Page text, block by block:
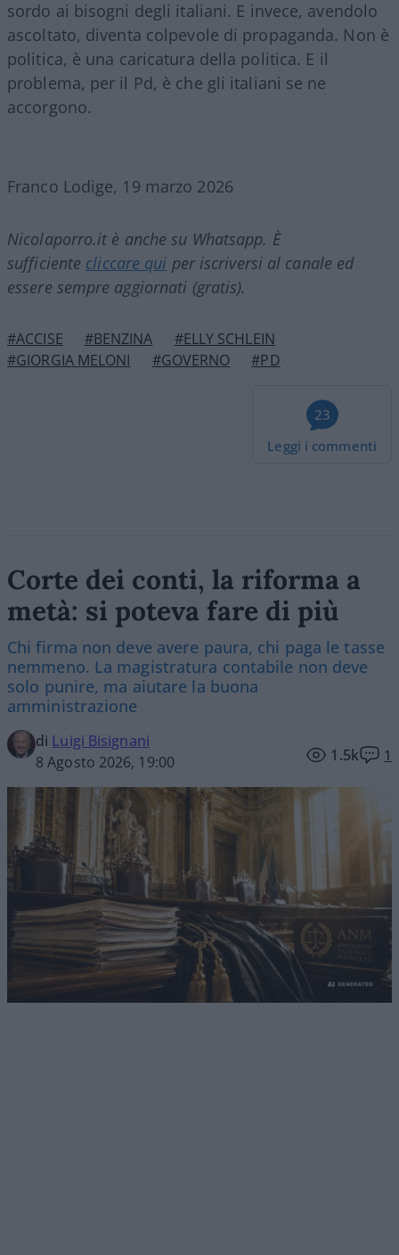
sordo ai bisogni degli italiani. E invece, avendolo
ascoltato, diventa colpevole di propaganda. Non è
politica, è una caricatura della politica. E il
problema, per il Pd, è che gli italiani se ne
accorgono.
Franco Lodige, 19 marzo 2026
Nicolaporro.it è anche su Whatsapp. È
sufficiente cliccare qui per iscriversi al canale ed
essere sempre aggiornati (gratis).
#ACCISE #BENZINA
#ELLY SCHLEIN
#GIORGIA MELONI
#GOVERNO #PD
23
Leggi i commenti
Corte dei conti, la riforma a
metà: si poteva fare di più
Chi firma non deve avere paura, chi paga le tasse
nemmeno. La magistratura contabile non deve
solo punire, ma aiutare la buona
amministrazione
di Luigi Bisignani
8 Agosto 2026, 19:00
1.5k 1